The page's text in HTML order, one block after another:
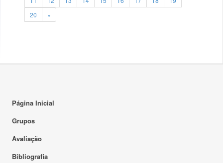
20
»
Página Inicial
Grupos
Avaliação
Bibliografia